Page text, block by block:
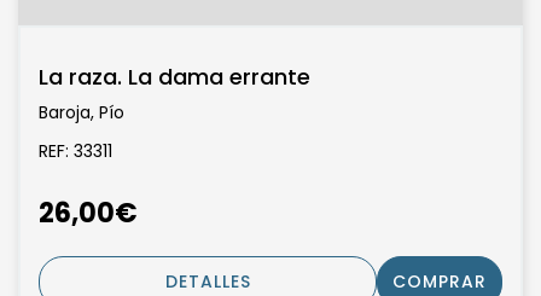
La raza. La dama errante
Baroja, Pío
REF: 33311
26,00€
DETALLES COMPRAR